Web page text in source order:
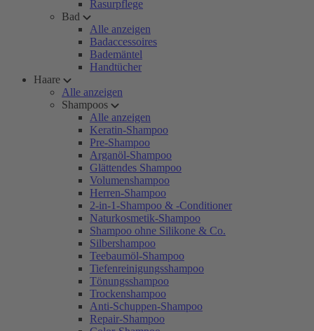
Rasurpflege
Bad
Alle anzeigen
Badaccessoires
Bademäntel
Handtücher
Haare
Alle anzeigen
Shampoos
Alle anzeigen
Keratin-Shampoo
Pre-Shampoo
Arganöl-Shampoo
Glättendes Shampoo
Volumenshampoo
Herren-Shampoo
2-in-1-Shampoo & -Conditioner
Naturkosmetik-Shampoo
Shampoo ohne Silikone & Co.
Silbershampoo
Teebaumöl-Shampoo
Tiefenreinigungsshampoo
Tönungsshampoo
Trockenshampoo
Anti-Schuppen-Shampoo
Repair-Shampoo